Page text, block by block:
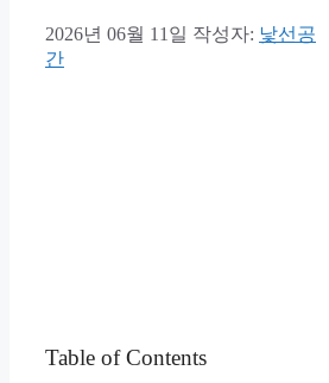
2026년 06월 11일 작성자: 낯선공
간
Table of Contents